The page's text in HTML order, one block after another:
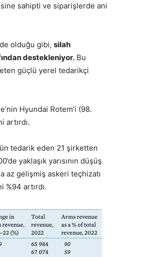
sahipti ve siparişlerde ani
olduğu gibi, silah
destekleniyor. Bu
güçlü yerel tedarikçi
Hyundai Rotem’i (98.
artırdı.
tedarik eden 21 şirketten
yaklaşık yarısının düşüş
az gelişmiş askeri teçhizatı
artırdı.